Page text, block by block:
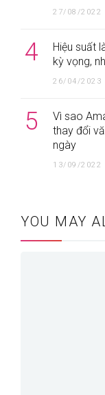
27/08/2022
4
Hiệu suất
kỳ vọng,
26/04/2023
5
Vì sao
thay đổi
ngày
13/09/2022
YOU MAY